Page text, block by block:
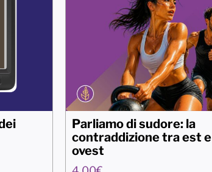
Parliamo di sudore: la
contraddizione tra est e
ovest